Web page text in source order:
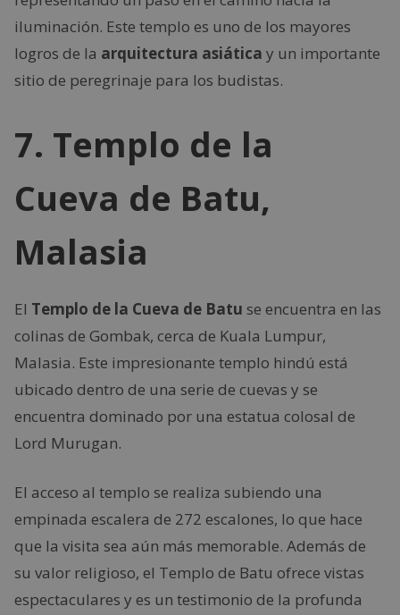
iluminación. Este templo es uno de los mayores
logros de la arquitectura asiática y un importante
sitio de peregrinaje para los budistas.
7. Templo de la
Cueva de Batu,
Malasia
El Templo de la Cueva de Batu se encuentra en las
colinas de Gombak, cerca de Kuala Lumpur,
Malasia. Este impresionante templo hindú está
ubicado dentro de una serie de cuevas y se
encuentra dominado por una estatua colosal de
Lord Murugan.
El acceso al templo se realiza subiendo una
empinada escalera de 272 escalones, lo que hace
que la visita sea aún más memorable. Además de
su valor religioso, el Templo de Batu ofrece vistas
espectaculares y es un testimonio de la profunda